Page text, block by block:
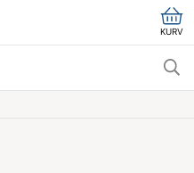
KURV